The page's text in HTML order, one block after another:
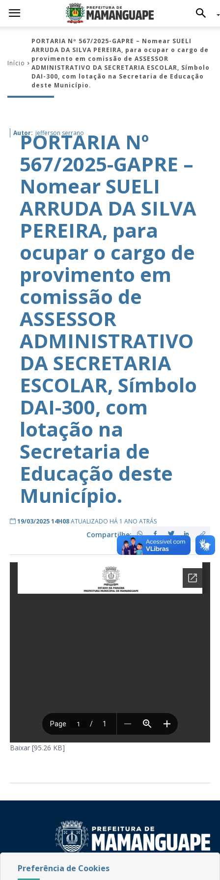
Início
PORTARIA Nº 567/2025-GAPRE – Nomear SUELI
ARRUDA DA SILVA PEREIRA, para ocupar o cargo de
provimento em comissão de ASSESSOR
ADMINISTRATIVO DA SECRETARIA ESCOLAR, Símbolo
DAI-300, com lotação na Secretaria de Educação
deste Município.
Autor: jefferson serrano
PORTARIA Nº
567/2025-GAPRE –
Nomear SUELI
ARRUDA DA SILVA
PEREIRA, para
ocupar o cargo de
provimento em
comissão de
ASSESSOR
ADMINISTRATIVO
DA SECRETARIA
ESCOLAR, Símbolo
DAI-300, com
lotação na
Secretaria de
Educação deste
Município.
19/03/2025 14H08ATUALIZADO HÁ 1 ANO ATRÁS
Compartilhe:
Baixar [95.26 KB]
Rua do Imperador, 78, Centro
Preferência de Cookies